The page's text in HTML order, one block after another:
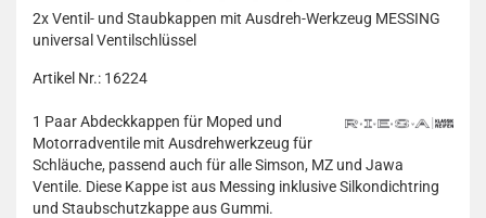
2x Ventil- und Staubkappen mit Ausdreh-Werkzeug MESSING
universal Ventilschlüssel
Artikel Nr.: 16224
1 Paar Abdeckkappen für Moped und
Motorradventile mit Ausdrehwerkzeug für
Schläuche, passend auch für alle Simson, MZ und Jawa
Ventile. Diese Kappe ist aus Messing inklusive Silkondichtring
und Staubschutzkappe aus Gummi.